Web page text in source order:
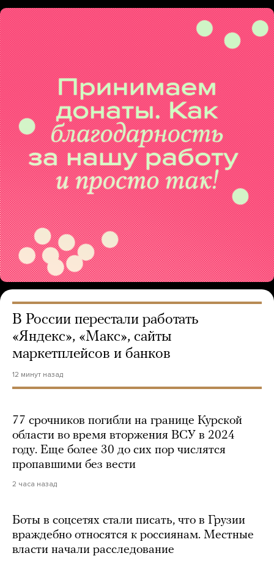
В России перестали работать
«Яндекс», «Макс», сайты
маркетплейсов и банков
12 минут назад
77 срочников погибли на границе Курской
области во время вторжения ВСУ в 2024
году. Еще более 30 до сих пор числятся
пропавшими без вести
2 часа назад
Боты в соцсетях стали писать, что в Грузии
враждебно относятся к россиянам. Местные
власти начали расследование